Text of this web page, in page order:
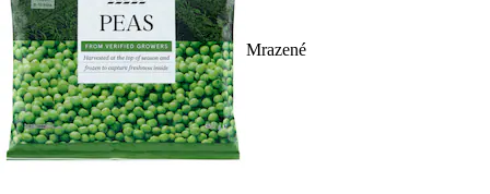
Mrazené